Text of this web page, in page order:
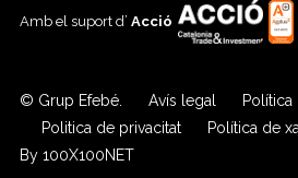
Amb el suport d’ Acció
© Grup Efebé. Avís legal
Politica de privacitat
Política de
By 100X100NET